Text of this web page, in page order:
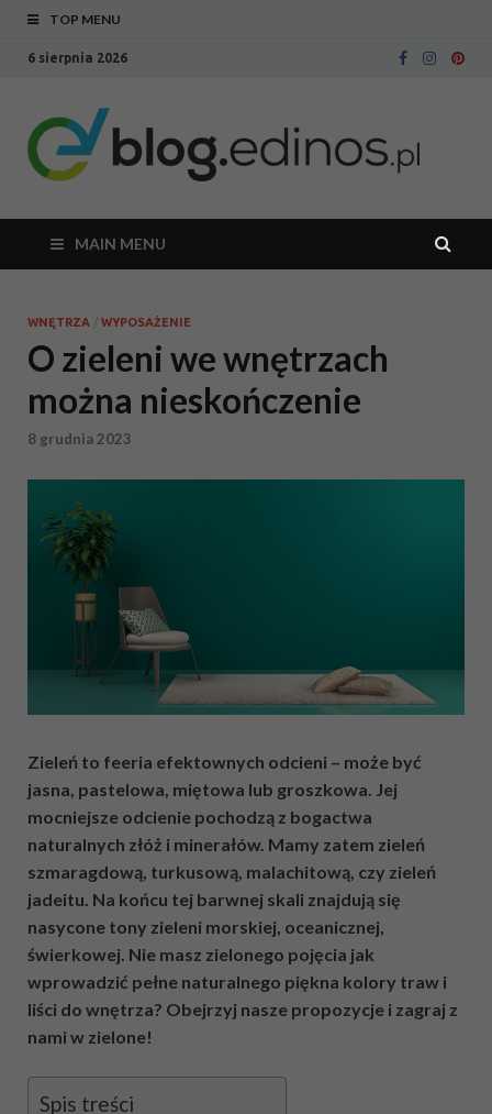
TOP MENU
6 sierpnia 2026
Edinos
MAIN MENU
WNĘTRZA / WYPOSAŻENIE
O zieleni we wnętrzach
można nieskończenie
8 grudnia 2023
Zieleń to feeria efektownych odcieni – może być
jasna, pastelowa, miętowa lub groszkowa. Jej
mocniejsze odcienie pochodzą z bogactwa
naturalnych złóż i minerałów. Mamy zatem zieleń
szmaragdową, turkusową, malachitową, czy zieleń
jadeitu. Na końcu tej barwnej skali znajdują się
nasycone tony zieleni morskiej, oceanicznej,
świerkowej. Nie masz zielonego pojęcia jak
wprowadzić pełne naturalnego piękna kolory traw i
liści do wnętrza? Obejrzyj nasze propozycje i zagraj z
nami w zielone!
Spis treści